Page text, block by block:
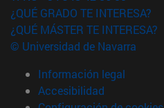
¿QUÉ GRADO TE INTERESA?
¿QUÉ MÁSTER TE INTERESA?
© Universidad de Navarra
Información legal
Accesibilidad